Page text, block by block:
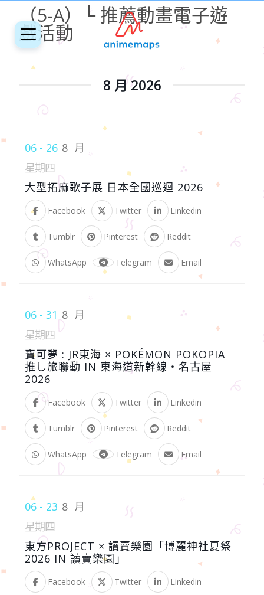
（5-A）└ 推薦動畫電子遊
戲活動
8 月 2026
06 - 26 8 月
星期四
大型拓麻歌子展 日本全國巡迴 2026
Facebook Twitter Linkedin
Tumblr Pinterest Reddit
WhatsApp Telegram Email
06 - 31 8 月
星期四
寶可夢 : JR東海 × POKÉMON POKOPIA
推し旅聯動 IN 東海道新幹線・名古屋
2026
Facebook Twitter Linkedin
Tumblr Pinterest Reddit
WhatsApp Telegram Email
06 - 23 8 月
星期四
東方PROJECT × 讀賣樂園「博麗神社夏祭
2026 IN 讀賣樂園」
Facebook Twitter Linkedin